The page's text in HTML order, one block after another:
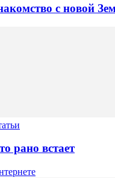
с новой
рано встает